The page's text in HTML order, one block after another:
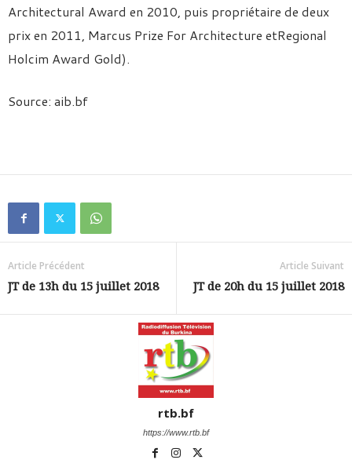
Architectural Award en 2010, puis propriétaire de deux
prix en 2011, Marcus Prize For Architecture etRegional
Holcim Award Gold).
Source: aib.bf
Article Précédent
JT de 13h du 15 juillet 2018
Article Suivant
JT de 20h du 15 juillet 2018
rtb.bf
https://www.rtb.bf